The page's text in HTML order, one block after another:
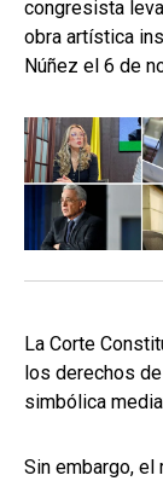
congresista
obra artística
Núñez el 6 de
La Corte
los derechos
simbólica
Sin embargo, el